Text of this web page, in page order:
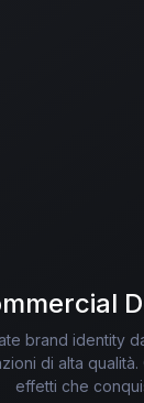
brand identity
di alta
effetti che